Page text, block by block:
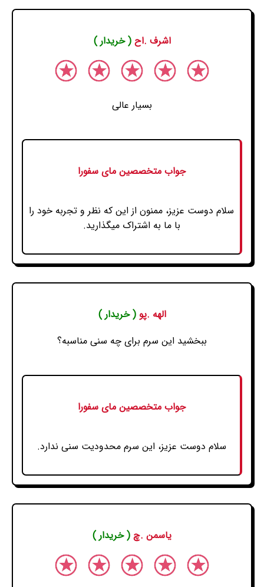
اشرف .اح( خریدار )
بسیار عالی
جواب متخصصین مای سفورا
سلام دوست عزیز، ممنون از این که نظر و تجربه خود را
با ما به اشتراک میگذارید.
الهه .پو( خریدار )
ببخشید این سرم برای چه سنی مناسبه؟
جواب متخصصین مای سفورا
سلام دوست عزیز، این سرم محدودیت سنی ندارد.
یاسمن .چ ( خریدار )